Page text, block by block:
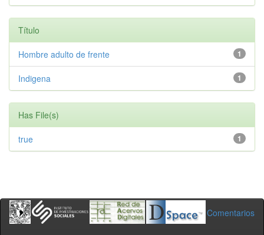
Título
1
Hombre adulto de frente
1
Indigena
Has File(s)
1
true
Comentarios